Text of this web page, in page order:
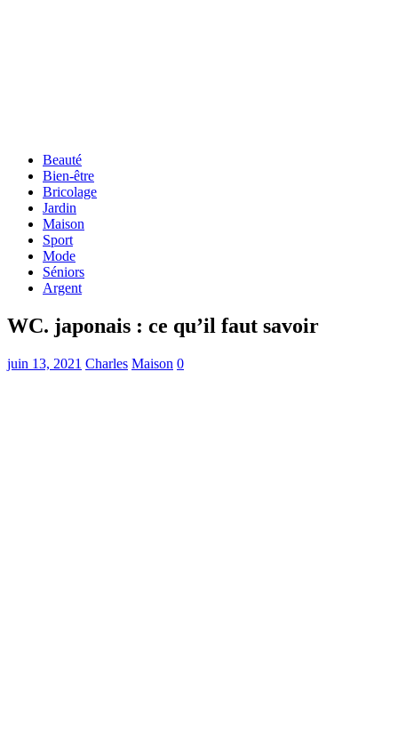
Beauté
Bien-être
Bricolage
Jardin
Maison
Sport
Mode
Séniors
Argent
WC. japonais : ce qu’il faut savoir
juin 13, 2021 Charles Maison 0